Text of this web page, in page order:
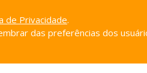
de Privacidade.
das preferências dos